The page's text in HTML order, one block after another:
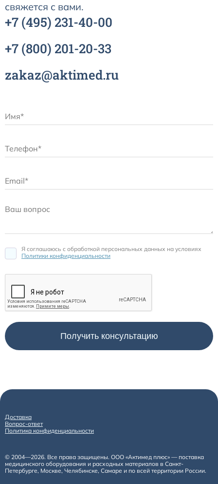
свяжется с вами.
+7 (495) 231-40-00
+7 (800) 201-20-33
zakaz@aktimed.ru
Я соглашаюсь c обработкой персональных данных на условиях
Политики конфиденциальности
Доставка
Вопрос-ответ
Политика конфиденциальности
© 2004—2026. Все права защищены. ООО «Актимед плюс» — поставка
медицинского оборудования и расходных материалов в Санкт-
Петербурге, Москве, Челябинске, Самаре и по всей территории России.